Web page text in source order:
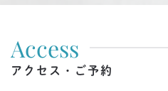
Access
アクセス・ご予約